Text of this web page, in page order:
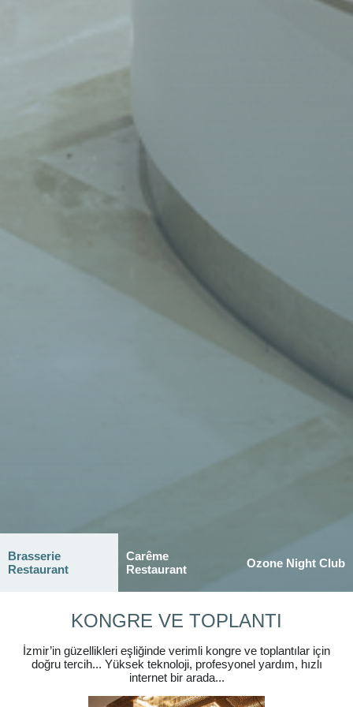
Brasserie
Restaurant
Carême
Restaurant
Ozone Night Club
KONGRE VE TOPLANTI
İzmir’in güzellikleri eşliğinde verimli kongre ve toplantılar için
doğru tercih... Yüksek teknoloji, profesyonel yardım, hızlı
internet bir arada...